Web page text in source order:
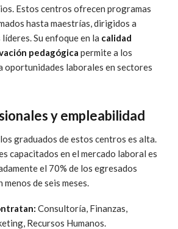
Estos centros ofrecen programas
hasta maestrías, dirigidos a
Su enfoque en la calidad
pedagógica permite a los
oportunidades laborales en sectores
y empleabilidad
graduados de estos centros es alta.
capacitados en el mercado laboral es
el 70% de los egresados
de seis meses.
Consultoría, Finanzas,
Recursos Humanos.